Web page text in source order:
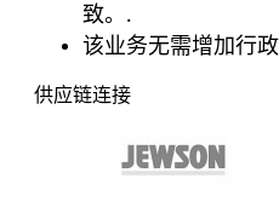
致。.
该业务无需增加行
供应链连接